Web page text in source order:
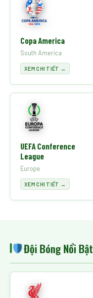
Copa America
South America
XEM CHI TIẾT →
UEFA Conference
League
Europe
XEM CHI TIẾT →
Đội Bóng Nổi Bật